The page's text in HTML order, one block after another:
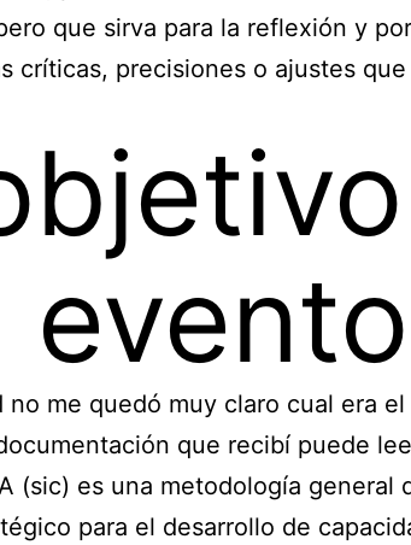
que sirva para la reflexión y
críticas, precisiones o ajustes
evento
no me quedó muy claro cual era
que recibí puede
(sic) es una metodología general
para el desarrollo de